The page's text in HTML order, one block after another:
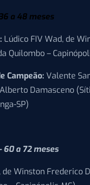
a 48 meses
Lúdico FIV Wad, de
Quilombo –
Campeão: Valente
Damasceno
SP)
60 a 72 meses
de Winston Frederico